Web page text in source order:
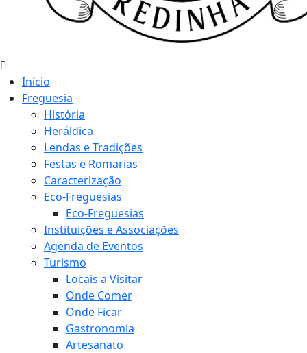
Início
Freguesia
História
Heráldica
Lendas e Tradições
Festas e Romarias
Caracterização
Eco-Freguesias
Eco-Freguesias
Instituições e Associações
Agenda de Eventos
Turismo
Locais a Visitar
Onde Comer
Onde Ficar
Gastronomia
Artesanato